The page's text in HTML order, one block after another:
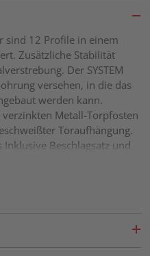
sind 12 Profile in einem
Zusätzliche Stabilität
Der SYSTEM
versehen, in die das
werden kann.
Metall-Torpfosten
Toraufhängung.
Inklusive Beschlagsatz und